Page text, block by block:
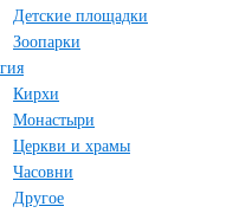
Детские площадки
Зоопарки
Кирхи
Монастыри
Церкви и храмы
Часовни
Другое